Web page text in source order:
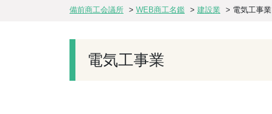
備前商工会議所 > WEB商工名鑑 > 建設業 > 電気工事業
電気工事業